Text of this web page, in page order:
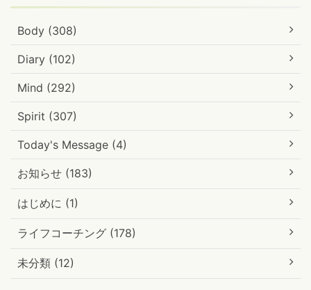
Body (308)
Diary (102)
Mind (292)
Spirit (307)
Today's Message (4)
お知らせ (183)
はじめに (1)
ライフコーチング (178)
未分類 (12)